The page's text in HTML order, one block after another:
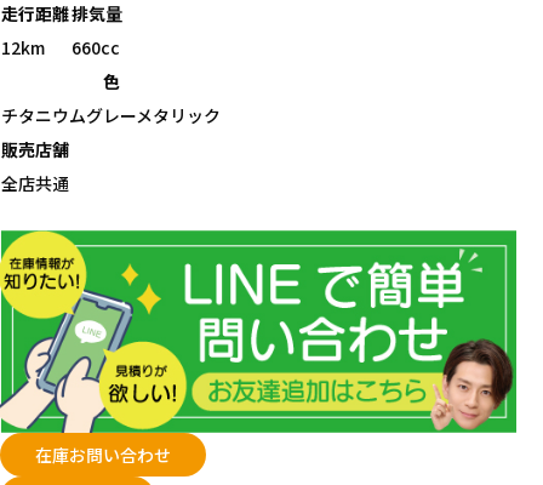
走行距離排気量
12km
660cc
色
チタニウムグレーメタリック
販売店舗
全店共通
在庫お問い合わせ